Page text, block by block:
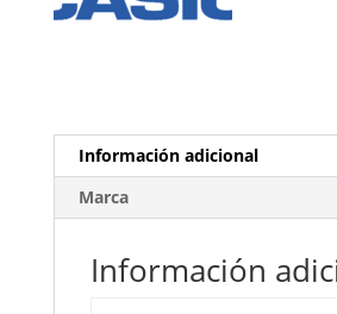
Información adicional
Marca
Información